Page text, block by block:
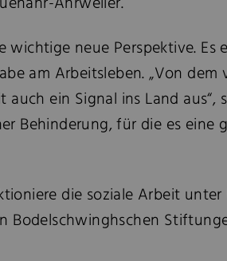
neue Perspektive. Es
am Arbeitsleben. „Von
ein Signal ins Land aus“,
Behinderung, für die es eine
die soziale Arbeit unter
Bodelschwinghschen